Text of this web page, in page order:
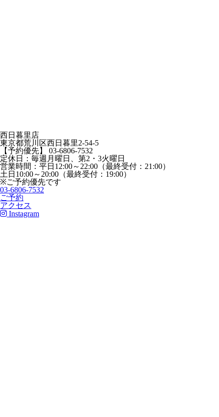
西日暮里店
東京都荒川区西日暮里2-54-5
【予約優先】 03-6806-7532
定休日：毎週月曜日、第2・3火曜日
営業時間：平日12:00～22:00（最終受付：21:00）
土日10:00～20:00（最終受付：19:00）
※ご予約優先です
03-6806-7532
ご予約
アクセス
Instagram